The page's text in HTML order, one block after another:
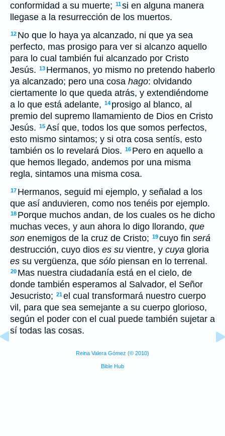
conformidad a su muerte; 11si en alguna manera
llegase a la resurrección de los muertos.
12 No que lo haya ya alcanzado, ni que ya sea
perfecto, mas prosigo para ver si alcanzo aquello
para lo cual también fui alcanzado por Cristo
Jesús. 13 Hermanos, yo mismo no pretendo haberlo
ya alcanzado; pero una cosa hago: olvidando
ciertamente lo que queda atrás, y extendiéndome
a lo que está adelante, 14 prosigo al blanco, al
premio del supremo llamamiento de Dios en Cristo
Jesús. 15Así que, todos los que somos perfectos,
esto mismo sintamos; y si otra cosa sentís, esto
también os lo revelará Dios. 16 Pero en aquello a
que hemos llegado, andemos por una misma
regla, sintamos una misma cosa.
17 Hermanos, seguid mi ejemplo, y señalad a los
que así anduvieren, como nos tenéis por ejemplo.
18 Porque muchos andan, de los cuales os he dicho
muchas veces, y aun ahora lo digo llorando, que
son enemigos de la cruz de Cristo; 19cuyo fin será
destrucción, cuyo dios es su vientre, y cuya gloria
es su vergüenza, que sólo piensan en lo terrenal.
20 Mas nuestra ciudadanía está en el cielo, de
donde también esperamos al Salvador, el Señor
Jesucristo; 21el cual transformará nuestro cuerpo
vil, para que sea semejante a su cuerpo glorioso,
según el poder con el cual puede también sujetar a
sí todas las cosas.
Reina Valera Gómez (© 2010)
Bible Hub